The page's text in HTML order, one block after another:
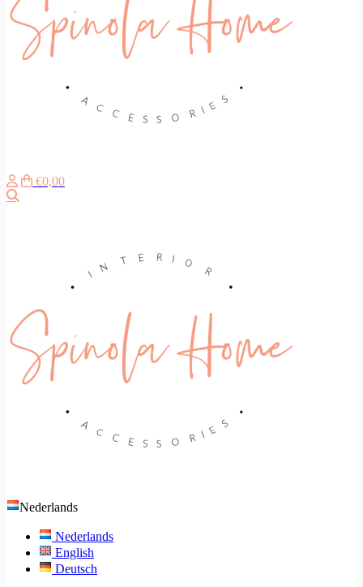
€0,00
Nederlands
Nederlands
English
Deutsch